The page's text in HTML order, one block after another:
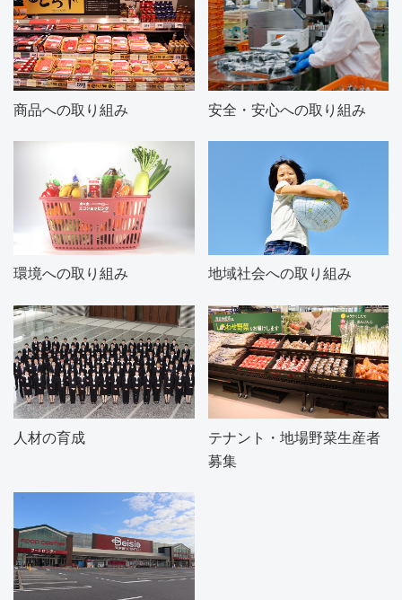
商品への取り組み 安全・安心への取り組み
環境への取り組み 地域社会への取り組み
人材の育成
テナント・地場野菜生産者
募集